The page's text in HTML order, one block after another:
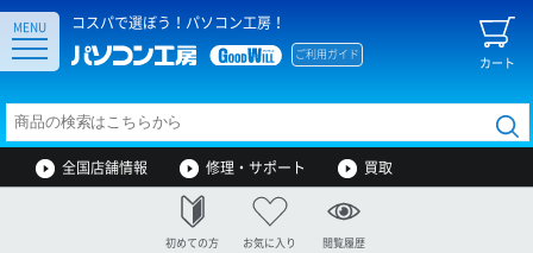
コスパで選ぼう！パソコン工房！
カート
ご利用ガイド
MENU
全国店舗情報 修理・サポート 買取
初めての方 お気に入り 閲覧履歴